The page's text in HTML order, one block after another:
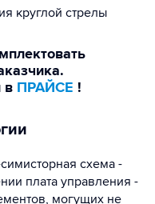
круглой стрелы
в ПРАЙСЕ !
схема -
плата управления -
могущих не